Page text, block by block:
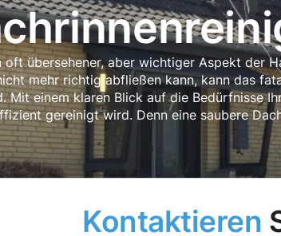
übersehener, aber wichtiger Aspekt der
mehr richtig abfließen kann, kann das
einem klaren Blick auf die Bedürfnisse
gereinigt wird. Denn eine saubere
Kontaktieren